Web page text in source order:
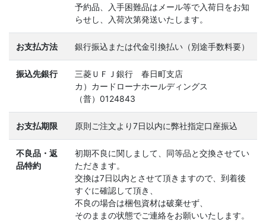
予約品、入手困難品はメール等で入荷日をお知
らせし、入荷次第発送いたします。
お支払方法 銀行振込または代金引換払い（別途手数料要）
振込先銀行
三菱ＵＦＪ銀行 春日町支店
カ）カードローナホールディングス
（普）0124843
お支払期限 原則ご注文より7日以内に弊社指定口座振込
不良品・返
品特約
初期不良に関しまして、同等品と交換させてい
ただきます。
交換は7日以内とさせて頂きますので、到着後
すぐに確認して頂き、
不良の場合は梱包資材は破棄せず、
そのままの状態でご連絡をお願いいたします。